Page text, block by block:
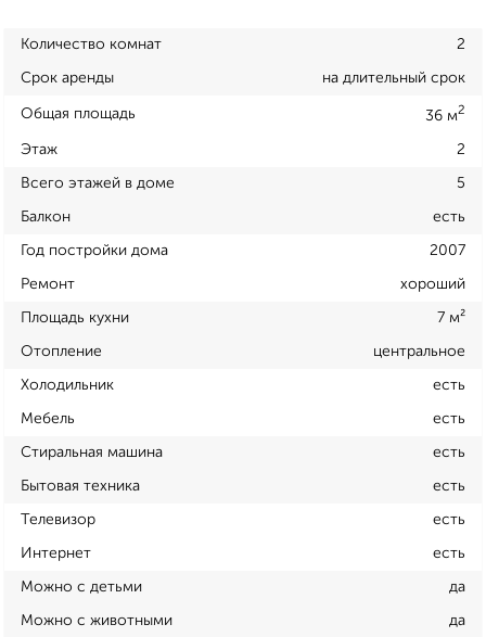
Количество комнат 2
Срок аренды на длительный срок
Общая площадь 36 м2
Этаж 2
Всего этажей в доме 5
Балкон есть
Год постройки дома 2007
Ремонт хороший
Площадь кухни 7 м²
Отопление центральное
Холодильник есть
Мебель есть
Стиральная машина есть
Бытовая техника есть
Телевизор есть
Интернет есть
Можно с детьми да
Можно с животными да